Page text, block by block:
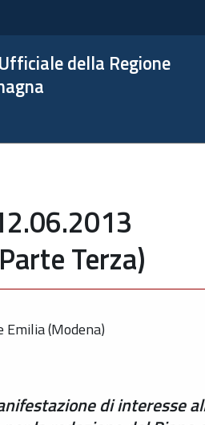
della Regione
Terza)
Emilia (Modena)
di interesse